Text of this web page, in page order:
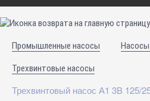
Промышленные насосы Насосы
Трехвинтовые насосы
Трехвинтовый насос А1 3В 125/